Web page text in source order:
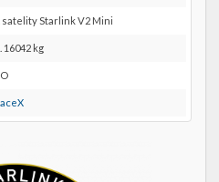
Maps
satelity Starlink V2 Mini
16042 kg